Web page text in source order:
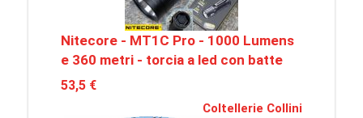
Nitecore - MT1C Pro - 1000 Lumens
e 360 metri - torcia a led con batte
53,5 €
Coltellerie Collini